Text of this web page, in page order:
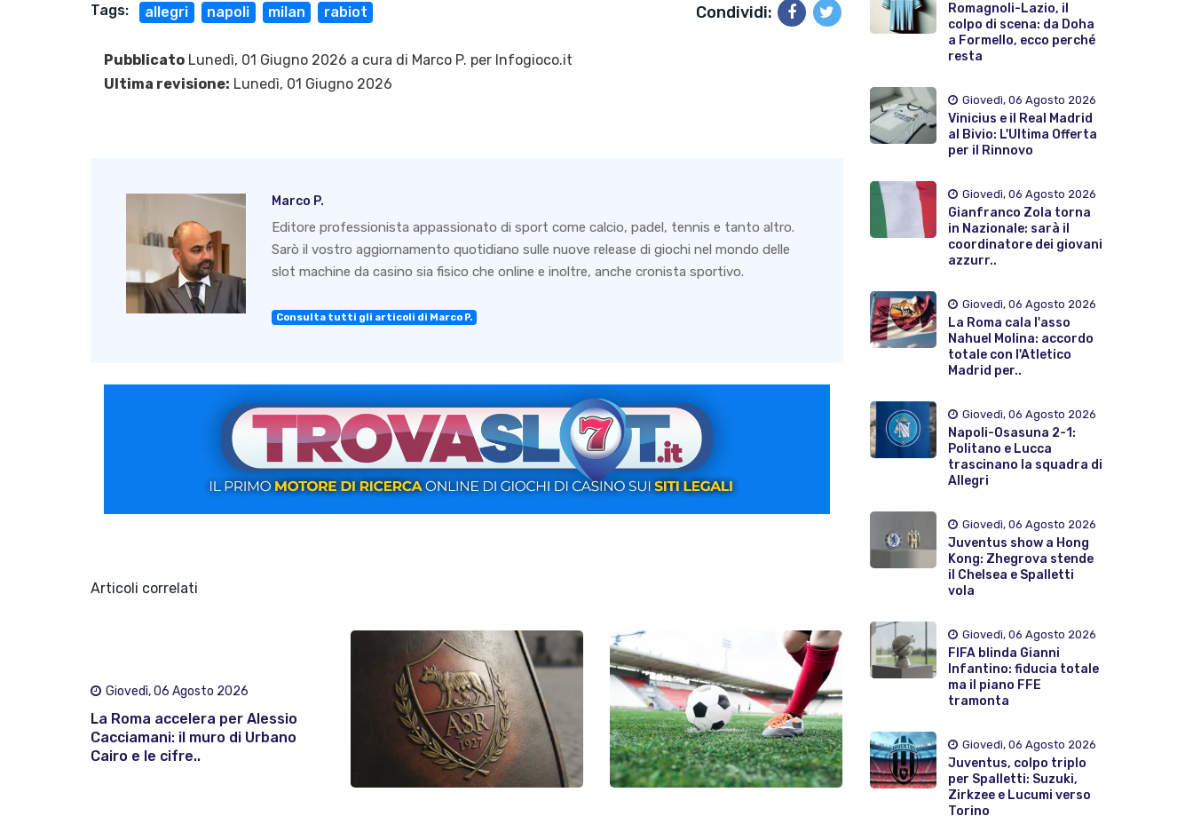
Tags: allegri napoli milan rabiot Condividi:
Pubblicato Lunedì, 01 Giugno 2026 a cura di Marco P. per Infogioco.it
Ultima revisione: Lunedì, 01 Giugno 2026
Marco P.
Editore professionista appassionato di sport come calcio, padel, tennis e tanto altro.
Sarò il vostro aggiornamento quotidiano sulle nuove release di giochi nel mondo delle
slot machine da casino sia fisico che online e inoltre, anche cronista sportivo.
Consulta tutti gli articoli di Marco P.
Articoli correlati
Giovedì, 06 Agosto 2026
La Roma accelera per Alessio
Cacciamani: il muro di Urbano
Cairo e le cifre..
Romagnoli-Lazio, il
colpo di scena: da Doha
a Formello, ecco perché
resta
Giovedì, 06 Agosto 2026
Vinicius e il Real Madrid
al Bivio: L'Ultima Offerta
per il Rinnovo
Giovedì, 06 Agosto 2026
Gianfranco Zola torna
in Nazionale: sarà il
coordinatore dei giovani
azzurr..
Giovedì, 06 Agosto 2026
La Roma cala l'asso
Nahuel Molina: accordo
totale con l'Atletico
Madrid per..
Giovedì, 06 Agosto 2026
Napoli-Osasuna 2-1:
Politano e Lucca
trascinano la squadra di
Allegri
Giovedì, 06 Agosto 2026
Juventus show a Hong
Kong: Zhegrova stende
il Chelsea e Spalletti
vola
Giovedì, 06 Agosto 2026
FIFA blinda Gianni
Infantino: fiducia totale
ma il piano FFE
tramonta
Giovedì, 06 Agosto 2026
Juventus, colpo triplo
per Spalletti: Suzuki,
Zirkzee e Lucumi verso
Torino